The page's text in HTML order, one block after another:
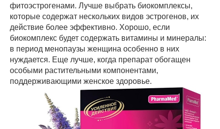
фитоэстрогенами. Лучше выбрать биокомплексы,
которые содержат нескольких видов эстрогенов, их
действие более эффективно. Хорошо, если
биокомплекс будет содержать витамины и минералы:
в период менопаузы женщина особенно в них
нуждается. Еще лучше, когда препарат обогащен
особыми растительными компонентами,
поддерживающими женское здоровье.